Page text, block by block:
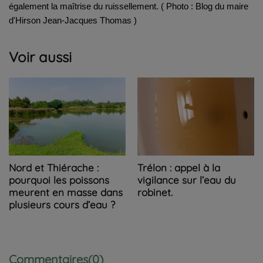
également la maîtrise du ruissellement. ( Photo : Blog du maire
d'Hirson Jean-Jacques Thomas )
Voir aussi
Nord et Thiérache :
pourquoi les poissons
meurent en masse dans
plusieurs cours d’eau ?
Trélon : appel à la
vigilance sur l’eau du
robinet.
Commentaires(0)